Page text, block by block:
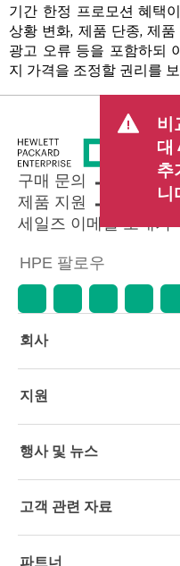
기간 한정 프로모션 혜택
상황 변화, 제품 단종, 제
광고 오류 등을 포함하되
지 가격을 조정할 권리를
비
대
추
니
구매 문의
제품 지원
세일즈 이메일 보내기
HPE 팔로우
회사
HPE 소개
기업의 책임
HPE Labs
지원
운영 지원 서비스
행사 및 뉴스
행사
고객 관련 자료
문의하기
파트너